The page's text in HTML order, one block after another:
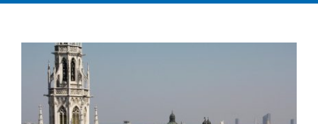
Team
Zeige
grösseres